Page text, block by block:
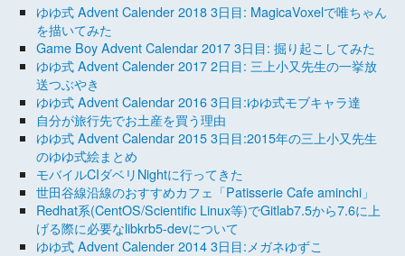
ゆゆ式 Advent Calender 2018 3日目: MagicaVoxelで唯ちゃん
を描いてみた
Game Boy Advent Calendar 2017 3日目: 掘り起こしてみた
ゆゆ式 Advent Calender 2017 2日目: 三上小又先生の一挙放
送つぶやき
ゆゆ式 Advent Calendar 2016 3日目:ゆゆ式モブキャラ達
自分が旅行先でお土産を買う理由
ゆゆ式 Advent Calendar 2015 3日目:2015年の三上小又先生
のゆゆ式絵まとめ
モバイルCIダベリNightに行ってきた
世田谷線沿線のおすすめカフェ「Patisserie Cafe aminchi」
Redhat系(CentOS/Scientific Linux等)でGitlab7.5から7.6に上
げる際に必要なlibkrb5-devについて
ゆゆ式 Advent Calender 2014 3日目:メガネゆずこ